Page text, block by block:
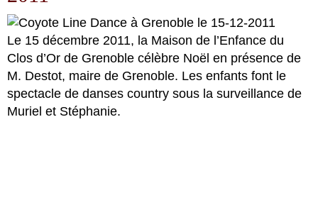
Le 15 décembre 2011, la Maison de l’Enfance du
Clos d’Or de Grenoble célèbre Noël en présence de
M. Destot, maire de Grenoble. Les enfants font le
spectacle de danses country sous la surveillance de
Muriel et Stéphanie.